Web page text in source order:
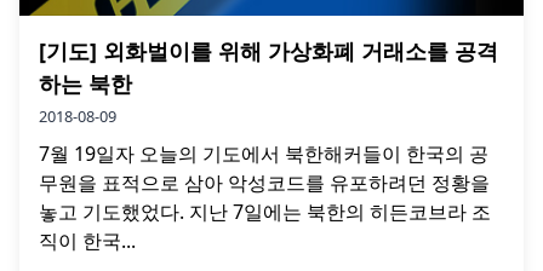
[기도] 외화벌이를 위해 가상화폐 거래소를 공격
하는 북한
2018-08-09
7월 19일자 오늘의 기도에서 북한해커들이 한국의 공
무원을 표적으로 삼아 악성코드를 유포하려던 정황을
놓고 기도했었다. 지난 7일에는 북한의 히든코브라 조
직이 한국...